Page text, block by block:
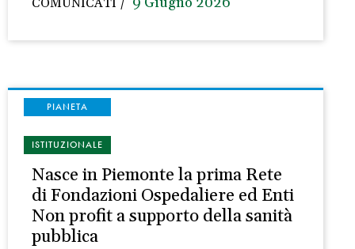
PIANETA
ISTITUZIONALE
Nasce in Piemonte la prima Rete
di Fondazioni Ospedaliere ed Enti
Non profit a supporto della sanità
pubblica